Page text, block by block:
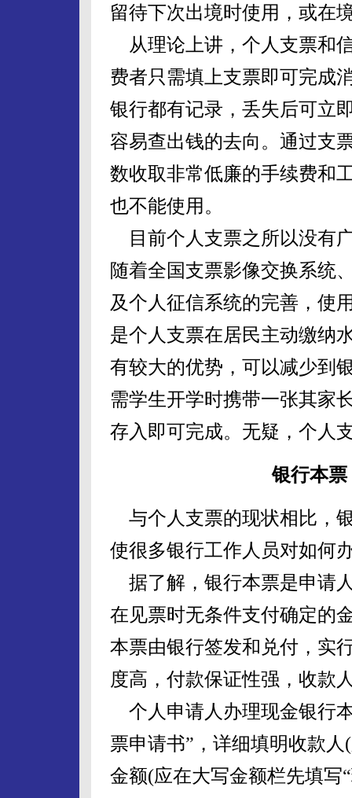
留待下次出境时使用，或在
从理论上讲，个人支票和
费者只需填上支票即可完成
银行都有记录，丢失后可立
容易查出钱的去向。通过支
数收取非常低廉的手续费和
也不能使用。
目前个人支票之所以没有
随着全国支票影像交换系统
及个人征信系统的完善，使
是个人支票在居民主动缴纳
有较大的优势，可以减少到
需学生开学时携带一张其家
存入即可完成。无疑，个人
银行本
与个人支票的现状相比，
使很多银行工作人员对如何
据了解，银行本票是申请
在见票时无条件支付确定的
本票由银行签发和兑付，实
度高，付款保证性强，收款
个人申请人办理现金银行
票申请书”，详细填明收款
金额(应在大写金额栏先填写